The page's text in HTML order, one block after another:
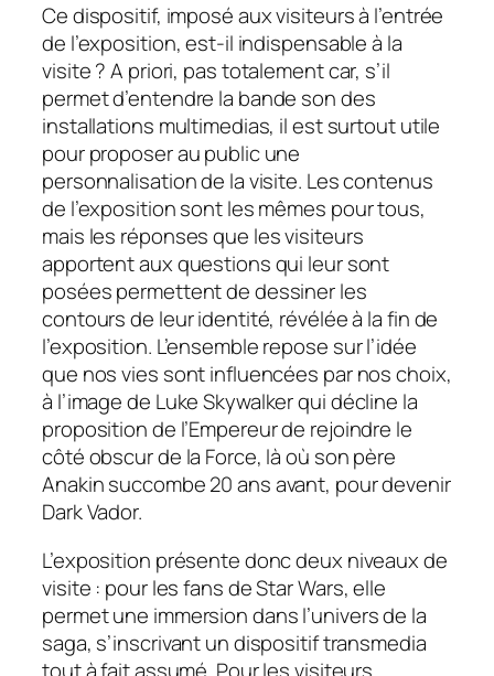
Ce dispositif, imposé aux visiteurs à l’entrée
de l’exposition, est-il indispensable à la
visite ?A priori, pas totalement car, s’il
permet d’entendre la bande son des
installations multimedias, il est surtout utile
pour proposer au public une
personnalisation de la visite. Les contenus
de l’exposition sont les mêmes pour tous,
mais les réponses que les visiteurs
apportent aux questions qui leur sont
posées permettent de dessiner les
contours de leur identité, révélée à la fin de
l’exposition. L’ensemble repose sur l’idée
que nos vies sont influencées par nos choix,
à l’image de Luke Skywalker qui décline la
proposition de l’Empereur de rejoindre le
côté obscur de la Force, là où son père
Anakin succombe 20 ans avant, pour devenir
Dark Vador.
L’exposition présente donc deux niveaux de
visite : pour les fans deStar Wars, elle
permet une immersion dans l’univers de la
saga, s’inscrivant un dispositif transmedia